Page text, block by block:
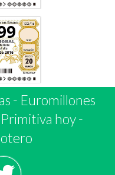
- Euromillones
Primitiva hoy-